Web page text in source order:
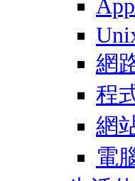
網
程
網
電